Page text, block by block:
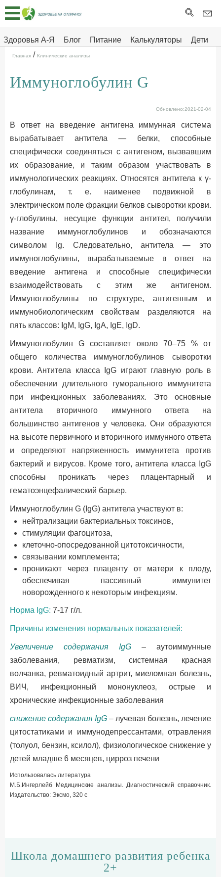
Здоровья А-Я Блог Питание Калькуляторы
Дети
Здоровье на отлично
Главная
Тесты
Про
ДЕТЯМ
Главная / Клинические анализы
Иммуноглобулин G
Обновлено:2021-02-04
В ответ на введение антигена иммунная система
вырабатывает антитела — белки, способные
специфически соединяться с антигеном, вызвавшим
их образование, и таким образом участвовать в
иммунологических реакциях. Относятся антитела к γ-
глобулинам, т. е. наименее подвижной в
электрическом поле фракции белков сыворотки крови.
γ-глобулины, несущие функции антител, получили
название иммуноглобулинов и обозначаются
символом Ig. Следовательно, антитела — это
иммуноглобулины, вырабатываемые в ответ на
введение антигена и способные специфически
взаимодействовать с этим же антигеном.
Иммуноглобулины по структуре, антигенным и
иммунобиологическим свойствам разделяются на
пять классов: IgM, IgG, IgA, IgE, IgD.
Иммуноглобулин G составляет около 70–75 % от
общего количества иммуноглобулинов сыворотки
крови. Антитела класса IgG играют главную роль в
обеспечении длительного гуморального иммунитета
при инфекционных заболеваниях. Это основные
антитела вторичного иммунного ответа на
большинство антигенов у человека. Они образуются
на высоте первичного и вторичного иммунного ответа
и определяют напряженность иммунитета против
бактерий и вирусов. Кроме того, антитела класса IgG
способны проникать через плацентарный и
гематоэнцефалический барьер.
Иммуноглобулин G (IgG) антитела участвуют в:
нейтрализации бактериальных токсинов,
стимуляции фагоцитоза,
клеточно-опосредованной цитотоксичности,
связывании комплемента;
проникают через плаценту от матери к плоду,
обеспечивая пассивный иммунитет
новорожденного к некоторым инфекциям.
Норма IgG: 7-17 г/л.
Причины изменения нормальных показателей:
Увеличение содержания IgG – аутоиммунные
заболевания, ревматизм, системная красная
волчанка, ревматоидный артрит, миеломная болезнь,
ВИЧ, инфекционный мононуклеоз, острые и
хронические инфекционные заболевания
снижение содержания IgG – лучевая болезнь, лечение
цитостатиками и иммунодепрессантами, отравления
(толуол, бензин, ксилол), физиологическое снижение у
детей младше 6 месяцев, цирроз печени
Использовалась литература
М.Б.Ингерлейб Медицинские анализы. Диагностический справочник.
Издательство: Эксмо, 320 с
Школа домашнего развития ребенка
2+